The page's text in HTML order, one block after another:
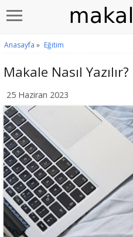
Anasayfa » Eğitim
Makale Nasıl Yazılır?
25 Haziran 2023